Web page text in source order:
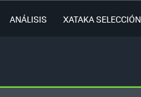
ANÁLISIS XATAKA SELECCIÓN